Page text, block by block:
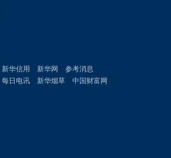
新华信用 新华网
参考消息
每日电讯 新华烟草
中国财富网